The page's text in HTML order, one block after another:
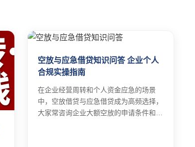
空放与应急借贷知识问答 企业个人
合规实操指南
在企业经营周转和个人资金应急的场景
中，空放借贷与应急借贷成为高频选择，
大家常咨询企业大额空放的申请条件和流